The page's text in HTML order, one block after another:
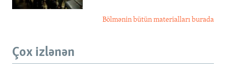
Bölmənin bütün materialları burada
Çox izlənən